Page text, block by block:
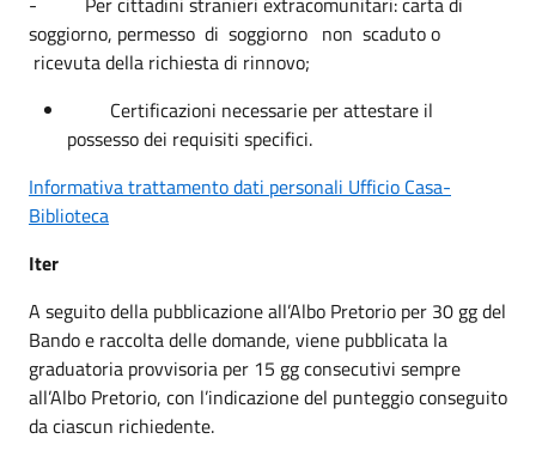
soggiorno, permesso di soggiorno non scaduto o
ricevuta della richiesta di rinnovo;
Certificazioni necessarie per attestare il
possesso dei requisiti specifici.
Informativa trattamento dati personali Ufficio Casa-
Biblioteca
Iter
A seguito della pubblicazione all’Albo Pretorio per 30 gg del
Bando e raccolta delle domande, viene pubblicata la
graduatoria provvisoria per 15 gg consecutivi sempre
all’Albo Pretorio, con l’indicazione del punteggio conseguito
da ciascun richiedente.